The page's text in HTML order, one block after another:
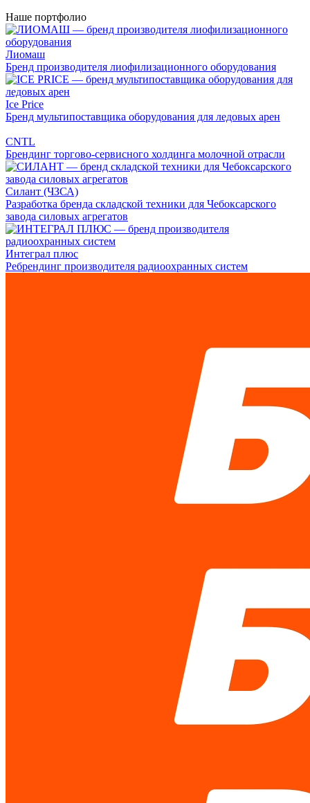
Наше портфолио
Лиомаш
Бренд производителя лиофилизационного оборудования
Ice Price
Бренд мультипоставщика оборудования для ледовых арен
CNTL
Брендинг торгово-сервисного холдинга молочной отрасли
Силант (ЧЗСА)
Разработка бренда складской техники для Чебоксарского
завода силовых агрегатов
Интеграл плюс
Ребрендинг производителя радиоохранных систем